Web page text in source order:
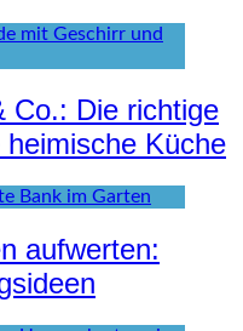
Co.: Die richtige
Küche
aufwerten: